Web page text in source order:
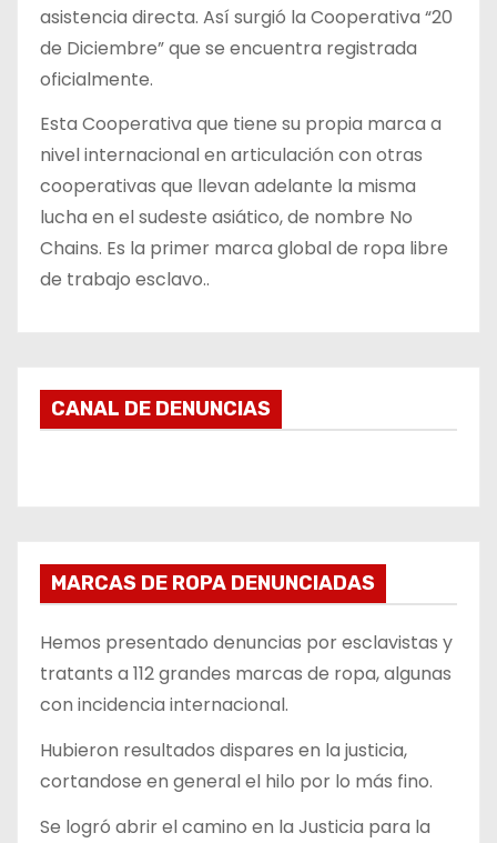
asistencia directa. Así surgió la Cooperativa “20
de Diciembre” que se encuentra registrada
oficialmente.
Esta Cooperativa que tiene su propia marca a
nivel internacional en articulación con otras
cooperativas que llevan adelante la misma
lucha en el sudeste asiático, de nombre No
Chains. Es la primer marca global de ropa libre
de trabajo esclavo..
CANAL DE DENUNCIAS
MARCAS DE ROPA DENUNCIADAS
Hemos presentado denuncias por esclavistas y
tratants a 112 grandes marcas de ropa, algunas
con incidencia internacional.
Hubieron resultados dispares en la justicia,
cortandose en general el hilo por lo más fino.
Se logró abrir el camino en la Justicia para la